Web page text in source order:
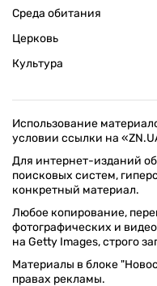
Среда обитания
Церковь
Культура
Использование
условии ссылки на
Для интернет-изданий
поисковых систем,
конкретный материал.
Любое копирование,
фотографических и
на Getty Images, строго
Материалы в блоке
правах рекламы.